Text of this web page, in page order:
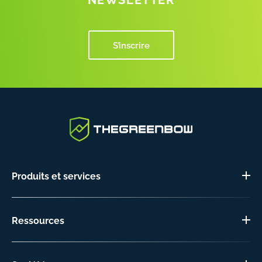
S’inscrire
Produits et services
Ressources